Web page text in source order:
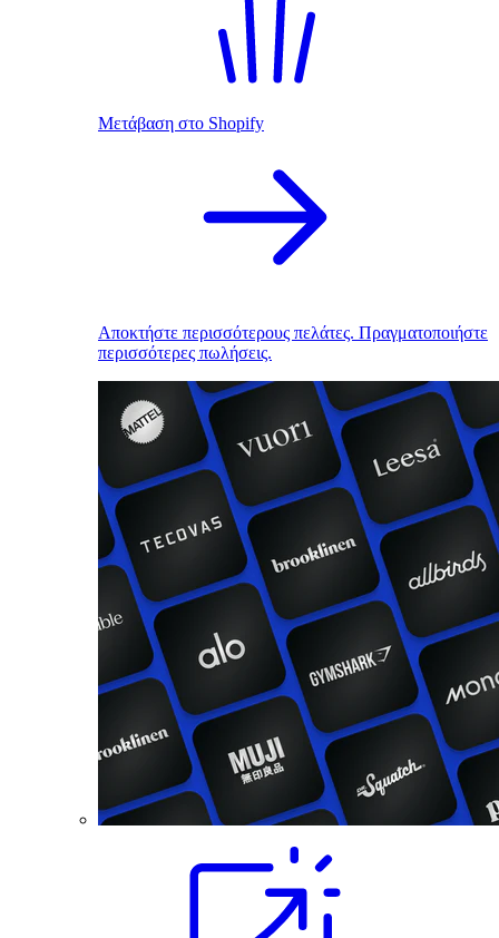
Μετάβαση στο Shopify
Αποκτήστε περισσότερους πελάτες. Πραγματοποιήστε
περισσότερες πωλήσεις.